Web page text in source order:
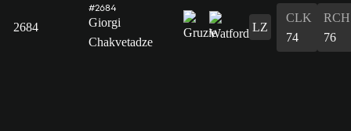
2684
#2684
Giorgi
Chakvetadze
LZ
CLK
74
RCH
76